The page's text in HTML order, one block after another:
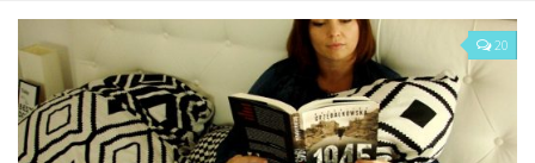
Czytam
Piszę
Rozmawiam
20